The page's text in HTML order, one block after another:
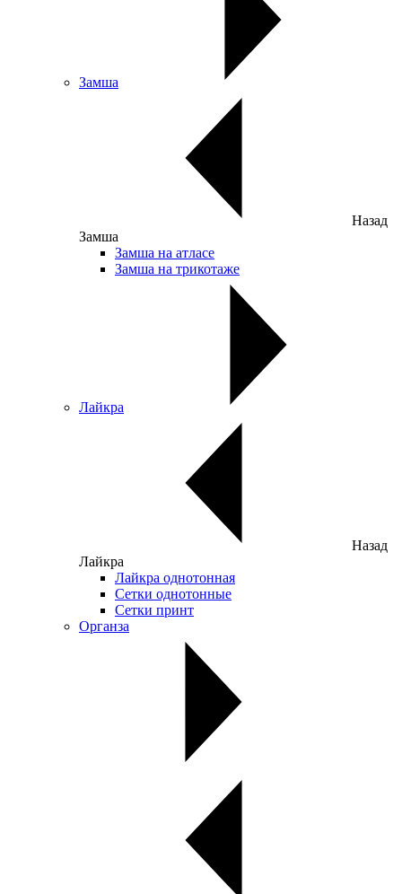
Замша
Назад
Замша
Замша на атласе
Замша на трикотаже
Лайкра
Назад
Лайкра
Лайкра однотонная
Сетки однотонные
Сетки принт
Органза